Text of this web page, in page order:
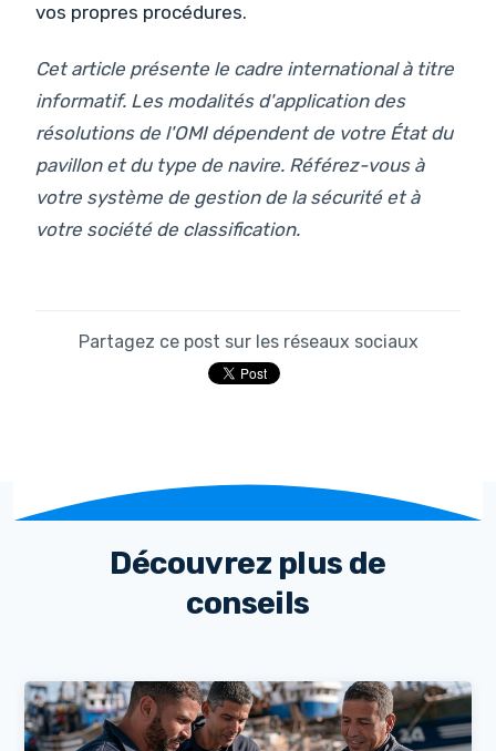
vos propres procédures.
Cet article présente le cadre international à titre
informatif. Les modalités d'application des
résolutions de l'OMI dépendent de votre État du
pavillon et du type de navire. Référez-vous à
votre système de gestion de la sécurité et à
votre société de classification.
Partagez ce post sur les réseaux sociaux
Découvrez plus de
conseils